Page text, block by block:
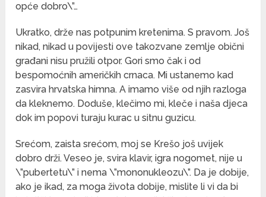
opće dobro\”…
Ukratko, drže nas potpunim kretenima. S pravom. Još
nikad, nikad u povijesti ove takozvane zemlje obični
građani nisu pružili otpor. Gori smo čak i od
bespomoćnih američkih crnaca. Mi ustanemo kad
zasvira hrvatska himna. A imamo više od njih razloga
da kleknemo. Doduše, klečimo mi, kleče i naša djeca
dok im popovi turaju kurac u sitnu guzicu.
Srećom, zaista srećom, moj se Krešo još uvijek
dobro drži. Veseo je, svira klavir, igra nogomet, nije u
\”pubertetu\” i nema \”mononukleozu\”. Da je dobije,
ako je ikad, za moga života dobije, mislite li vi da bi